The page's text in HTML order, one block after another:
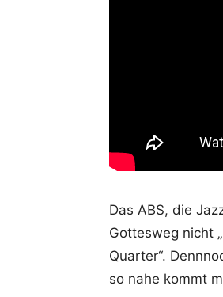
Das ABS, die
Gottesweg nicht
Quarter“.
so nahe kommt